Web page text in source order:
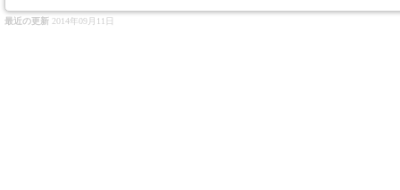
最近の更新 2014年09月11日